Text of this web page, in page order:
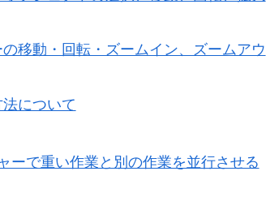
移動・回転・ズームイン、ズームアウ
について
ーで重い作業と別の作業を並行させる